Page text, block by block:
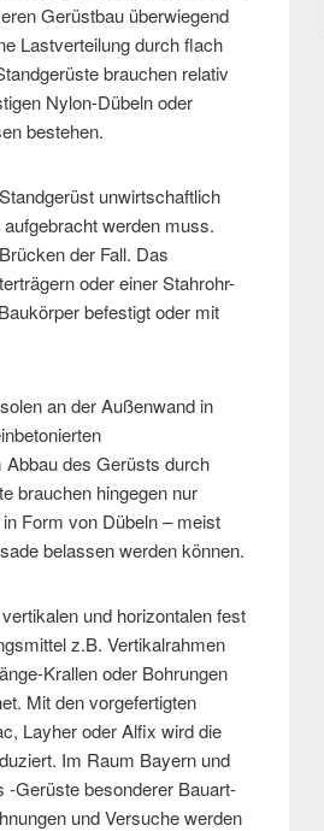
Gerüstbau überwiegend
Lastverteilung durch flach
brauchen relativ
Nylon-Dübeln oder
bestehen.
unwirtschaftlich
werden muss.
der Fall. Das
oder einer Stahrohr-
befestigt oder mit
an der Außenwand in
Abbau des Gerüsts durch
brauchen hingegen nur
Form von Dübeln – meist
belassen werden können.
und horizontalen fest
z.B. Vertikalrahmen
Krallen oder Bohrungen
Mit den vorgefertigten
Layher oder Alfix wird die
Im Raum Bayern und
Gerüste besonderer Bauart-
und Versuche werden